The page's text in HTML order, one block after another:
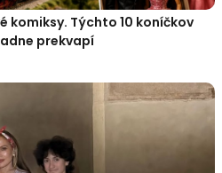
komiksy. Týchto 10 koníčkov
prekvapí